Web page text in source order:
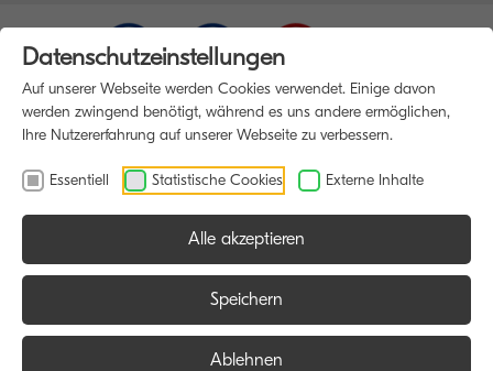
Datenschutzeinstellungen
Auf unserer Webseite werden Cookies verwendet. Einige davon
werden zwingend benötigt, während es uns andere ermöglichen,
Ihre Nutzererfahrung auf unserer Webseite zu verbessern.
Essentiell Statistische Cookies Externe Inhalte
Alle akzeptieren
Speichern
Ablehnen